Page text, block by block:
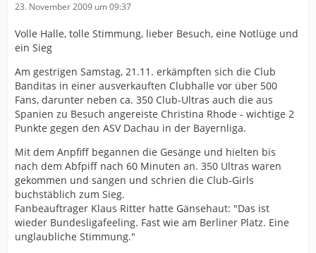
23. November 2009 um 09:37
Volle Halle, tolle Stimmung, lieber Besuch, eine Notlüge und
ein Sieg
Am gestrigen Samstag, 21.11. erkämpften sich die Club
Banditas in einer ausverkauften Clubhalle vor über 500
Fans, darunter neben ca. 350 Club-Ultras auch die aus
Spanien zu Besuch angereiste Christina Rhode - wichtige 2
Punkte gegen den ASV Dachau in der Bayernliga.
Mit dem Anpfiff begannen die Gesänge und hielten bis
nach dem Abfpiff nach 60 Minuten an. 350 Ultras waren
gekommen und sangen und schrien die Club-Girls
buchstäblich zum Sieg.
Fanbeauftrager Klaus Ritter hatte Gänsehaut: "Das ist
wieder Bundesligafeeling. Fast wie am Berliner Platz. Eine
unglaubliche Stimmung."